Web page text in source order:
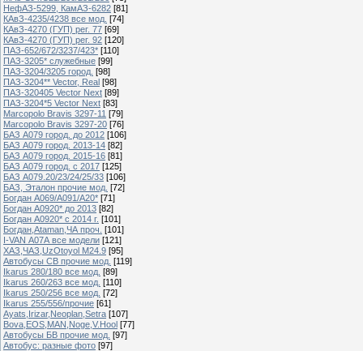
НефАЗ-5299, КамАЗ-6282 [81]
КАвЗ-4235/4238 все мод. [74]
КАвЗ-4270 (ГУП) рег. 77 [69]
КАвЗ-4270 (ГУП) рег. 92 [120]
ПАЗ-652/672/3237/423* [110]
ПАЗ-3205* служебные [99]
ПАЗ-3204/3205 город. [98]
ПАЗ-3204** Vector, Real [98]
ПАЗ-320405 Vector Next [89]
ПАЗ-3204*5 Vector Next [83]
Marcopolo Bravis 3297-11 [79]
Marcopolo Bravis 3297-20 [76]
БАЗ А079 город. до 2012 [106]
БАЗ А079 город. 2013-14 [82]
БАЗ А079 город. 2015-16 [81]
БАЗ А079 город. с 2017 [125]
БАЗ А079.20/23/24/25/33 [106]
БАЗ, Эталон прочие мод. [72]
Богдан А069/А091/А20* [71]
Богдан А0920* до 2013 [82]
Богдан А0920* с 2014 г. [101]
Богдан,Ataman,ЧА проч. [101]
I-VAN А07А все модели [121]
ХАЗ,ЧАЗ,UzOtoyol M24.9 [95]
Автобусы СВ прочие мод. [119]
Ikarus 280/180 все мод. [89]
Ikarus 260/263 все мод. [110]
Ikarus 250/256 все мод. [72]
Ikarus 255/556/прочие [61]
Ayats,Irizar,Neoplan,Setra [107]
Bova,EOS,MAN,Noge,V.Hool [77]
Автобусы БВ прочие мод. [97]
Автобус: разные фото [97]